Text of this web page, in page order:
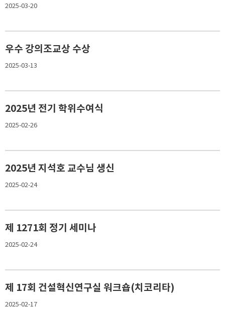
2025-03-20
우수 강의조교상 수상
2025-03-13
2025년 전기 학위수여식
2025-02-26
2025년 지석호 교수님 생신
2025-02-24
제 1271회 정기 세미나
2025-02-24
제 17회 건설혁신연구실 워크숍(치코리타)
2025-02-17